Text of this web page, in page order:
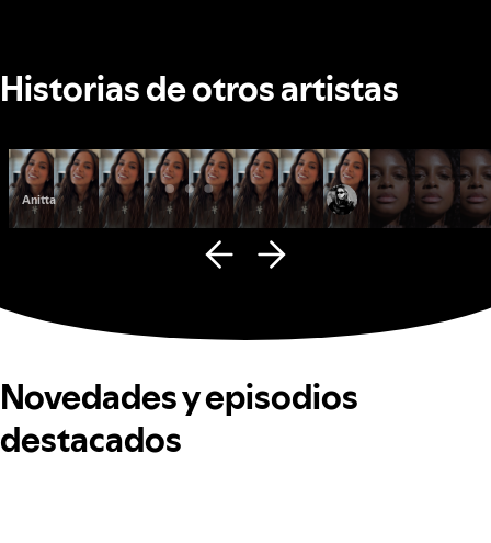
Historias de otros artistas
Anitta Fana Hues
Novedades y episodios
destacados